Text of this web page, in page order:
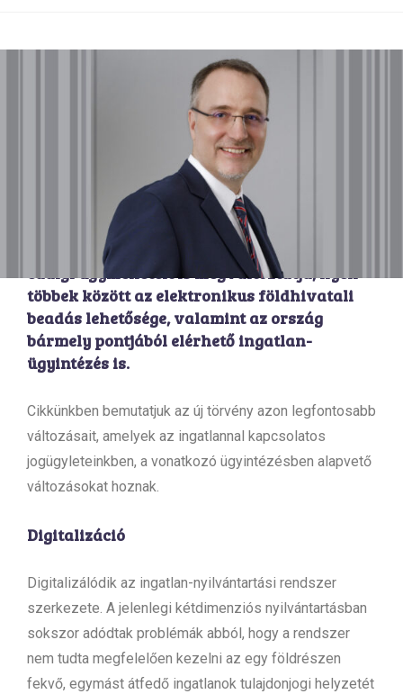
Minden ingatlanokkal foglalkozó
vállalkozónak fontos tudnia, hogy az
országgyűlés 2021. június 15-én fogadta el a
jelenleg hatályos ingatlan nyilvántartási
törvény változtatásait célzó rendelkezéseket
(2021. évi C. törvény), amelyek 2023. február
1-jétől lépnek hatályba. A módosítások több
olyan területet érint, mely a vállalkozók
eddigi ügymeneteit is megváltoztatja, ilyen
többek között az elektronikus földhivatali
beadás lehetősége, valamint az ország
bármely pontjából elérhető ingatlan-
ügyintézés is.
Cikkünkben bemutatjuk az új törvény azon legfontosabb
változásait, amelyek az ingatlannal kapcsolatos
jogügyleteinkben, a vonatkozó ügyintézésben alapvető
változásokat hoznak.
Digitalizáció
Digitalizálódik az ingatlan-nyilvántartási rendszer
szerkezete. A jelenlegi kétdimenziós nyilvántartásban
sokszor adódtak problémák abból, hogy a rendszer
nem tudta megfelelően kezelni az egy földrészen
fekvő, egymást átfedő ingatlanok tulajdonjogi helyzetét